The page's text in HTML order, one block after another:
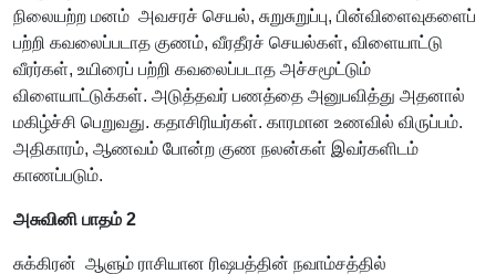
நிலையற்ற மனம் அவசரச் செயல், சுறுசுறுப்பு, பின்விளைவுகளைப்
பற்றி கவலைப்படாத குணம், வீரதீரச் செயல்கள், விளையாட்டு
வீரர்கள், உயிரைப் பற்றி கவலைப்படாத அச்சமூட்டும்
விளையாட்டுக்கள். அடுத்தவர் பணத்தை அனுபவித்து அதனால்
மகிழ்ச்சி பெறுவது. கதாசிரியர்கள். காரமான உணவில் விருப்பம்.
அதிகாரம், ஆணவம் போன்ற குண நலன்கள் இவர்களிடம்
காணப்படும்.
அசுவினி பாதம் 2
சுக்கிரன் ஆளும் ராசியான ரிஷபத்தின் நவாம்சத்தில்